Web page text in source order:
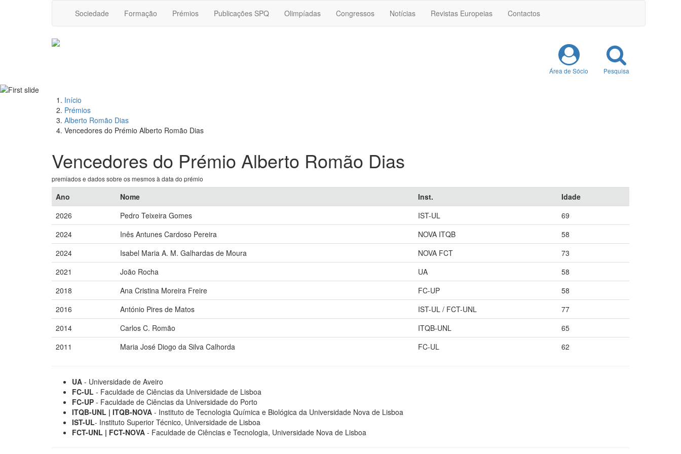
Sociedade Formação Prémios Publicações SPQ Olimpíadas Congressos Notícias Revistas Europeias Contactos
Área de Sócio Pesquisa
Início
Prémios
Alberto Romão Dias
Vencedores do Prémio Alberto Romão Dias
Vencedores do Prémio Alberto Romão Dias
premiados e dados sobre os mesmos à data do prémio
Ano Nome Inst.
Idade
2026
Pedro Teixeira Gomes IST-UL
69
2024
Inês Antunes Cardoso Pereira NOVA ITQB
58
2024
Isabel Maria A. M. Galhardas de Moura NOVA FCT
73
2021
João Rocha UA
58
2018
Ana Cristina Moreira Freire FC-UP
58
2016
António Pires de Matos IST-UL / FCT-UNL
77
2014
Carlos C. Romão ITQB-UNL
65
2011
Maria José Diogo da Silva Calhorda FC-UL 62
UA - Universidade de Aveiro
FC-UL - Faculdade de Ciências da Universidade de Lisboa
FC-UP - Faculdade de Ciências da Universidade do Porto
ITQB-UNL | ITQB-NOVA - Instituto de Tecnologia Química e Biológica da Universidade Nova de Lisboa
IST-UL- Instituto Superior Técnico, Universidade de Lisboa
FCT-UNL | FCT-NOVA - Faculdade de Ciências e Tecnologia, Universidade Nova de Lisboa